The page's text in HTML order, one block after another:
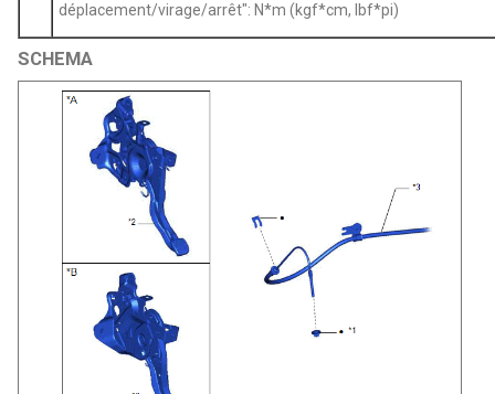
déplacement/virage/arrêt": N*m (kgf*cm, lbf*pi)
SCHEMA